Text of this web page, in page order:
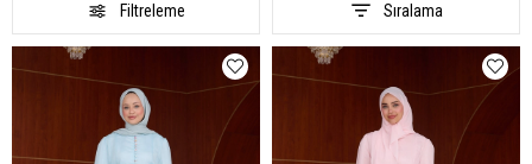
Filtreleme Sıralama